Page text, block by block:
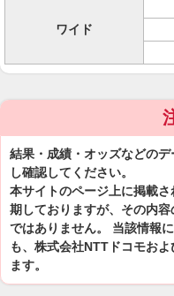
ワイド
結果・成績・オッズなどの
し確認してください。
本サイトのページ上に掲載
期しておりますが、その内
ではありません。 当該情報
も、株式会社NTTドコモお
ます。